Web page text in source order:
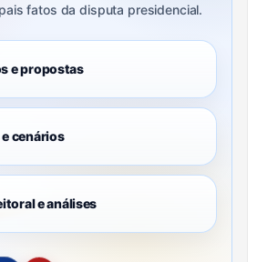
fatos da disputa presidencial.
e propostas
cenários
e análises